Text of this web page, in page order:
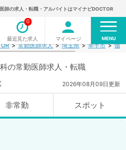
医師の求人・転職・アルバイトはマイナビDOCTOR
最近見た求人
0
マイページ MENU
常勤医師求人 埼玉県 幸手市 循
の常勤医師求人・転職
2026年08月09日更新
非常勤 スポット